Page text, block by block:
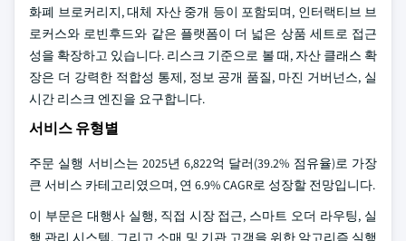
화폐 브로커리지, 대체 자산 중개 등이 포함되며, 인터랙티브 브
로커스와 로빈후드와 같은 플랫폼이 더 넓은 상품 세트로 접근
성을 확장하고 있습니다. 리스크 기준으로 볼 때, 자산 클래스 확
장은 더 강력한 적합성 통제, 정보 공개 품질, 마진 거버넌스, 실
시간 리스크 엔진을 요구합니다.
서비스 유형별
주문 실행 서비스는 2025년 6,822억 달러(39.2% 점유율)로 가장
큰 서비스 카테고리였으며, 연 6.9% CAGR로 성장할 전망입니다.
이 부문은 대행사 실행, 직접 시장 접근, 스마트 오더 라우팅, 실
행 관리 시스템, 그리고 소매 및 기관 고객을 위한 알고리즘 실행